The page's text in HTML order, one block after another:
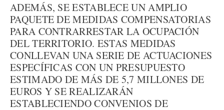
ADEMÁS, SE ESTABLECE UN AMPLIO
PAQUETE DE MEDIDAS COMPENSATORIAS
PARA CONTRARRESTAR LA OCUPACIÓN
DEL TERRITORIO. ESTAS MEDIDAS
CONLLEVAN UNA SERIE DE ACTUACIONES
ESPECÍFICAS CON UN PRESUPUESTO
ESTIMADO DE MÁS DE 5,7 MILLONES DE
EUROS Y SE REALIZARÁN
ESTABLECIENDO CONVENIOS DE